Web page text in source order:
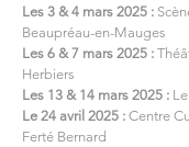
Les 3 & 4 mars 2025 :
Beaupréau-en-Mauges
Les 6 & 7 mars 2025 :
Herbiers
Les 13 & 14 mars 2025 :
Le 24 avril 2025 : Centre
Ferté Bernard